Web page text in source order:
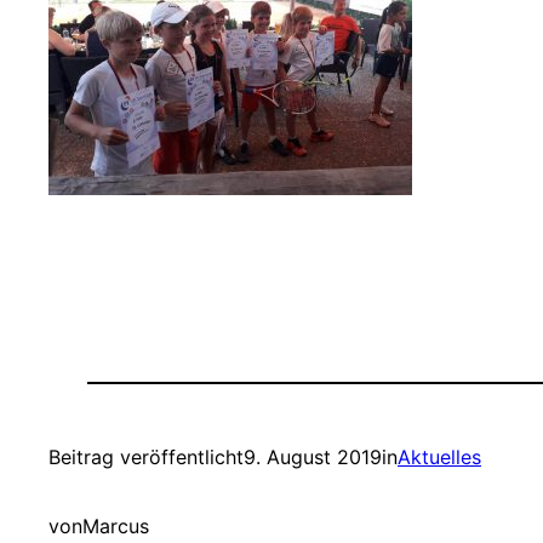
Beitrag veröffentlicht9. August 2019inAktuelles
vonMarcus